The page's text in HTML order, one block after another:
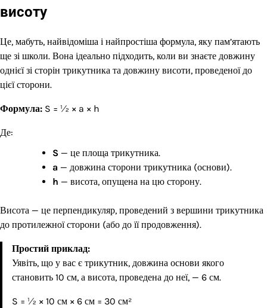
висоту
Це, мабуть, найвідоміша і найпростіша формула, яку пам’ятають
ще зі школи. Вона ідеально підходить, коли ви знаєте довжину
однієї зі сторін трикутника та довжину висоти, проведеної до
цієї сторони.
Формула: S = ½ × a × h
Де:
S — це площа трикутника.
a — довжина сторони трикутника (основи).
h — висота, опущена на цю сторону.
Висота — це перпендикуляр, проведений з вершини трикутника
до протилежної сторони (або до її продовження).
Простий приклад:
Уявіть, що у вас є трикутник, довжина основи якого
становить 10 см, а висота, проведена до неї, — 6 см.
S = ½ × 10 см × 6 см = 30 см²